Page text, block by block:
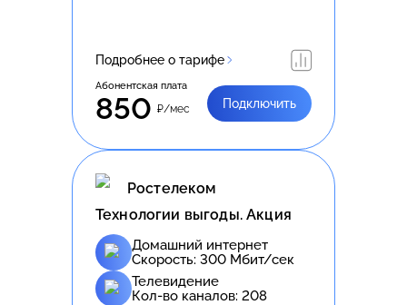
Подробнее о тарифе
Абонентская плата
850 ₽/мес Подключить
Ростелеком
Технологии выгоды. Акция
Домашний интернет
Скорость: 300 Мбит/сек
Телевидение
Кол-во каналов: 208